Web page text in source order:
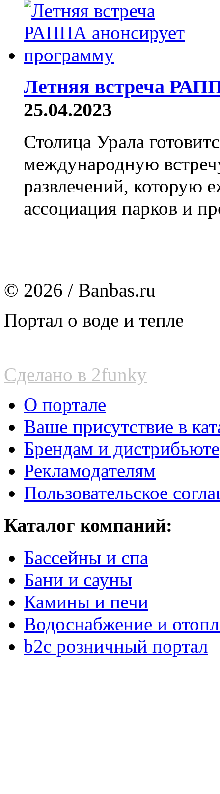
Летняя встреча
25.04.2023
Столица Урала
международную
развлечений, которую
ассоциация парков и
© 2026 / Banbas.ru
Портал о воде и тепле
Сделано в 2funky
О портале
Ваше присутствие в
Брендам и
Рекламодателям
Пользовательское
Каталог компаний:
Бассейны и спа
Бани и сауны
Камины и печи
Водоснабжение и
b2c розничный портал